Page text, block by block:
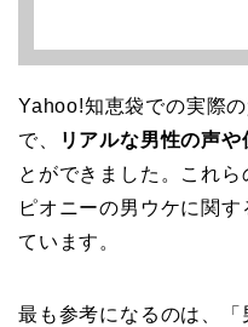
Yahoo!知恵袋での実際
で、
リアルな男性の声
とができました。これ
ピオニーの男ウケに関
ています。
最も参考になるのは、